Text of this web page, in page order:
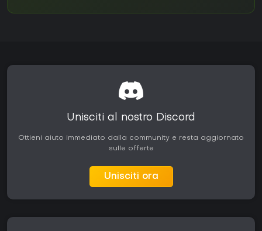
Unisciti al nostro Discord
Ottieni aiuto immediato dalla community e resta aggiornato
sulle offerte
Unisciti ora